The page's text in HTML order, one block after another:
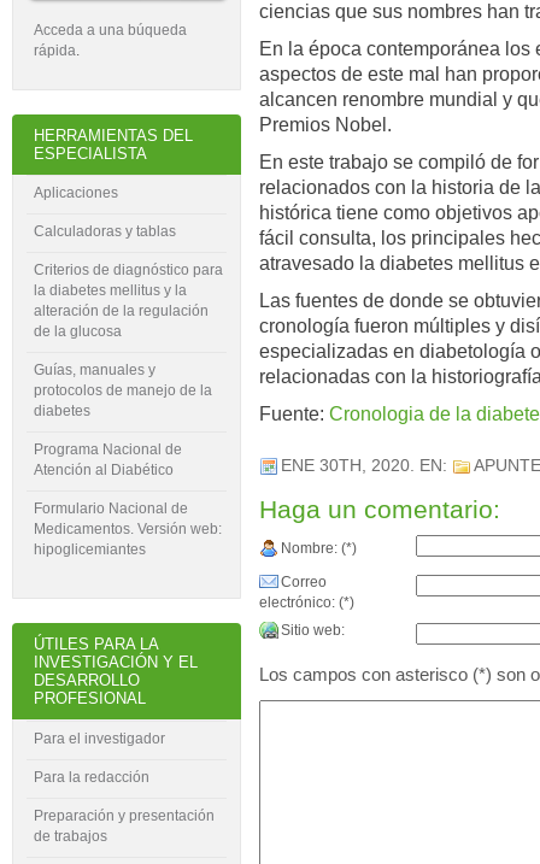
ciencias que sus nombres han
En la época contemporánea
aspectos de este mal han
alcancen renombre mundial y
Premios Nobel.
En este trabajo se compiló de
relacionados con la historia de
histórica tiene como objetivos
fácil consulta, los principales
atravesado la diabetes mellitus
Las fuentes de donde se
cronología fueron múltiples y
especializadas en diabetología
relacionadas con la
Fuente: Cronologia de la
ENE 30TH, 2020. EN:
Haga un comentario:
Nombre: (*)
Correo
electrónico: (*)
Sitio web:
Los campos con asterisco (*) son
Acceda a una búqueda
rápida.
HERRAMIENTAS DEL
ESPECIALISTA
Aplicaciones
Calculadoras y tablas
Criterios de diagnóstico para
la diabetes mellitus y la
alteración de la regulación
de la glucosa
Guías, manuales y
protocolos de manejo de la
diabetes
Programa Nacional de
Atención al Diabético
Formulario Nacional de
Medicamentos. Versión web:
hipoglicemiantes
ÚTILES PARA LA
INVESTIGACIÓN Y EL
DESARROLLO
PROFESIONAL
Para el investigador
Para la redacción
Preparación y presentación
de trabajos